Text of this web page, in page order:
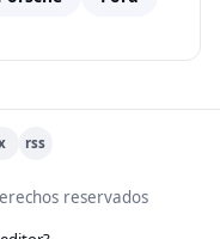
rss
reservados